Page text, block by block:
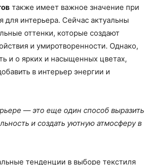
также имеет важное значение при
для интерьера. Сейчас актуальны
оттенки, которые создают
и умиротворенности. Однако,
и о ярких и насыщенных цветах,
в интерьер энергии и
— это еще один способ выразить
и создать уютную атмосферу в
тенденции в выборе текстиля